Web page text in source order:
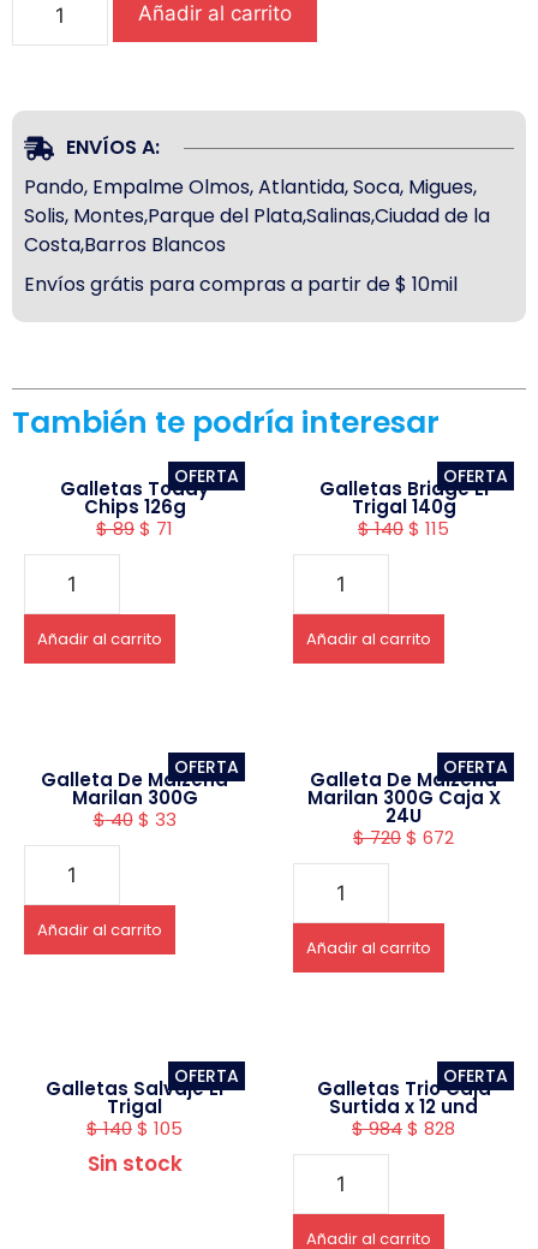
Añadir al carrito
ENVÍOS A:
Pando, Empalme Olmos, Atlantida, Soca, Migues,
Solis, Montes,Parque del Plata,Salinas,Ciudad de la
Costa,Barros Blancos
Envíos grátis para compras a partir de $ 10mil
También te podría interesar
OFERTA
Galletas Toddy
Chips 126g
$89$ 71
Añadir al carrito
OFERTA
Galletas Bridge El
Trigal 140g
$140$ 115
Añadir al carrito
OFERTA
Galleta De Maizena
Marilan 300G
$40 $ 33
Añadir al carrito
OFERTA
Galleta De Maizena
Marilan 300G Caja X
24U
$720$ 672
Añadir al carrito
OFERTA
Galletas Salvaje El
Trigal
$140$ 105
Sin stock
OFERTA
Galletas Trio Caja
Surtida x 12 und
$984$ 828
Añadir al carrito